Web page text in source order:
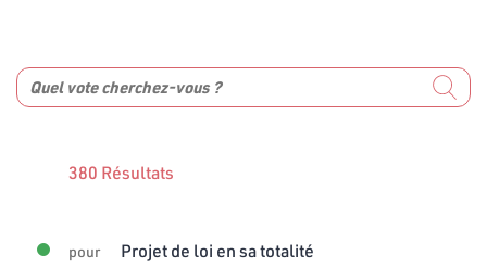
380 Résultats
pour Projet de loi en sa totalité